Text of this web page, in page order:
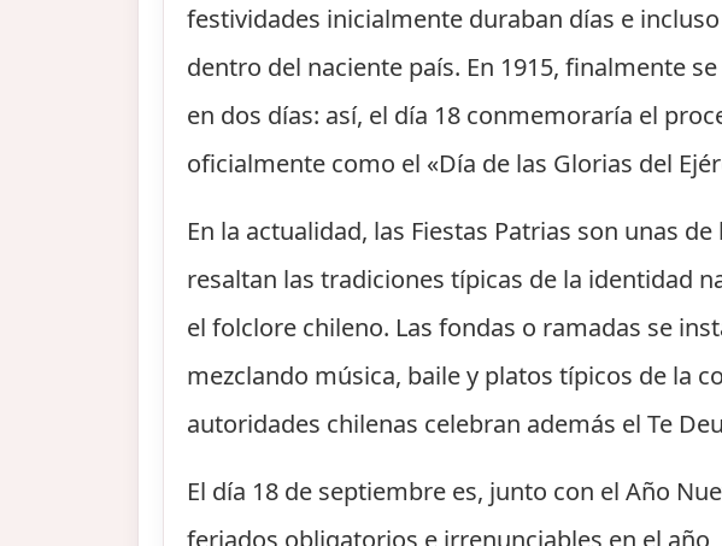
festividades inicialmente duraban días e
dentro del naciente país. En 1915, finalmente
en dos días: así, el día 18 conmemoraría el
oficialmente como el «Día de las Glorias del
En la actualidad, las Fiestas Patrias son unas
resaltan las tradiciones típicas de la identidad
el folclore chileno. Las fondas o ramadas se
mezclando música, baile y platos típicos de la
autoridades chilenas celebran además el Te
El día 18 de septiembre es, junto con el Año
feriados obligatorios e irrenunciables en el